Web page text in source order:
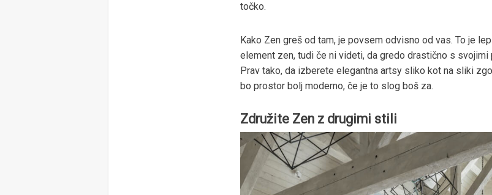
točko.
Kako Zen greš od tam, je povsem odvisno od vas. To je
element zen, tudi če ni videti, da gredo drastično s svojimi
Prav tako, da izberete elegantna artsy sliko kot na sliki
bo prostor bolj moderno, če je to slog boš za.
Združite Zen z drugimi stili